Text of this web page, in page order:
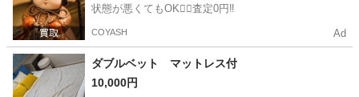
状態が悪くてもOK🙆‍♀️査定0円‼️
COYASH Ad
ダブルベット マットレス付
10,000円